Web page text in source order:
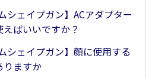
シェイプガン】ACアダプター
ばいいですか？
シェイプガン】顔に使用する
りますか